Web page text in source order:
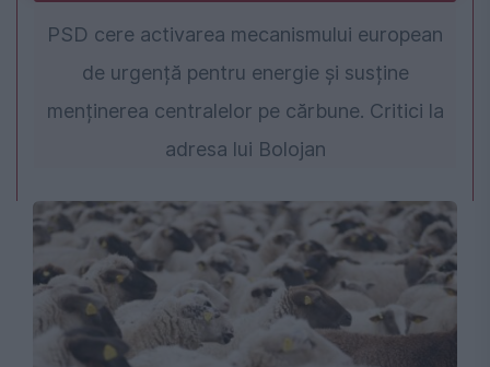
PSD cere activarea mecanismului european
de urgență pentru energie și susține
menținerea centralelor pe cărbune. Critici la
adresa lui Bolojan